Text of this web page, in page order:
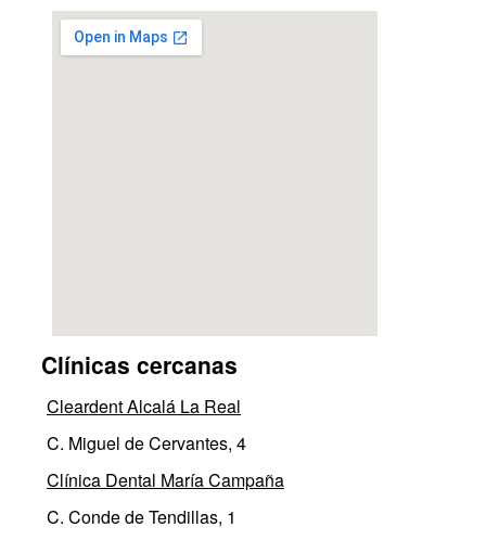
Clínicas cercanas
Cleardent Alcalá La Real
C. Miguel de Cervantes, 4
Clínica Dental María Campaña
C. Conde de Tendillas, 1